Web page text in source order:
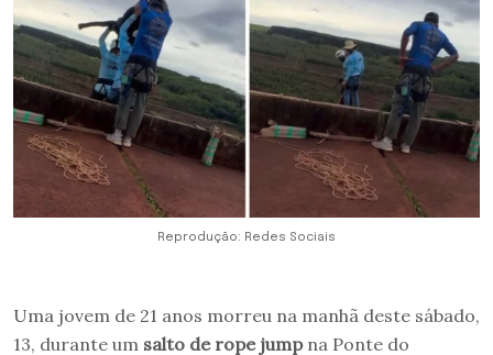
Reprodução: Redes Sociais
Uma jovem de 21 anos morreu na manhã deste sábado,
13, durante um salto de rope jumpna Ponte do